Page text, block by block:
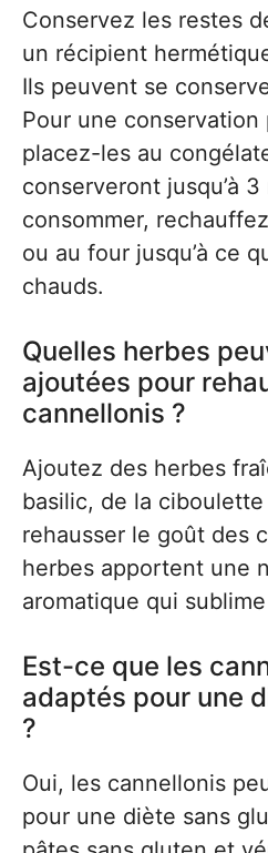
Conservez les restes
un récipient
Ils peuvent se
Pour une conservation
placez-les au
conserveront jusqu’à
consommer,
ou au four jusqu’à ce
chauds.
Quelles herbes
ajoutées pour
cannellonis ?
Ajoutez des herbes
basilic, de la
rehausser le goût des
herbes apportent une
aromatique qui
Est-ce que les
adaptés pour une
?
Oui, les cannellonis
pour une diète sans